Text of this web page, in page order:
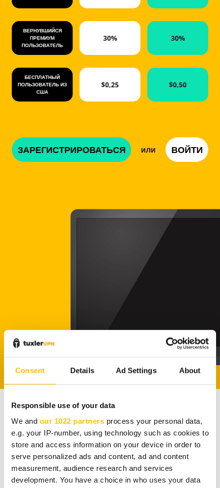
Consent Details Ad Settings About
Responsible use of your data
We and our 1022 partners process your personal data,
e.g. your IP-number, using technology such as cookies to
store and access information on your device in order to
serve personalized ads and content, ad and content
measurement, audience research and services
development. You have a choice in who uses your data
ВЕРНУВШИЙСЯ
ПРЕМИУМ
ПОЛЬЗОВАТЕЛЬ
30% 30%
БЕСПЛАТНЫЙ
ПОЛЬЗОВАТЕЛЬ ИЗ
США
$0,25 $0,50
ЗАРЕГИСТРИРОВАТЬСЯ или ВОЙТИ
tuxlerVPN
РЕСЕЛЛЕРСКАЯ
ПРОГРАММА